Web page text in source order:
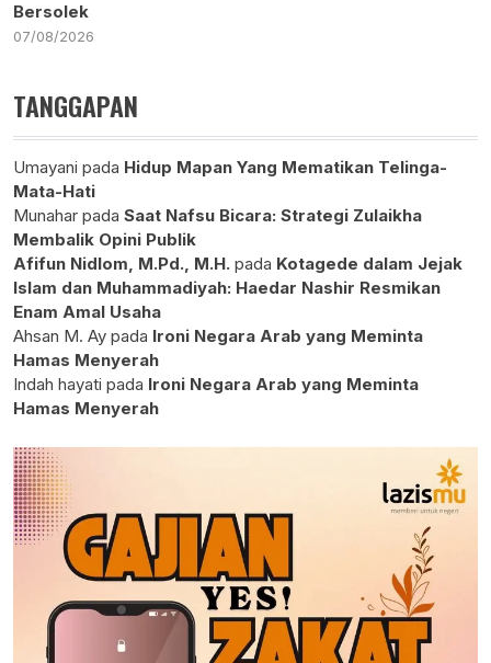
Bersolek
07/08/2026
TANGGAPAN
Umayani pada Hidup Mapan Yang Mematikan Telinga-
Mata-Hati
Munahar pada Saat Nafsu Bicara: Strategi Zulaikha
Membalik Opini Publik
Afifun Nidlom, M.Pd., M.H. pada Kotagede dalam Jejak
Islam dan Muhammadiyah: Haedar Nashir Resmikan
Enam Amal Usaha
Ahsan M. Ay pada Ironi Negara Arab yang Meminta
Hamas Menyerah
Indah hayati pada Ironi Negara Arab yang Meminta
Hamas Menyerah